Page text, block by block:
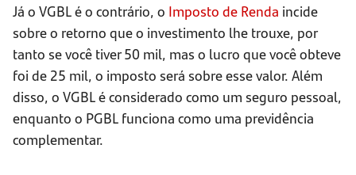
Já o VGBL é o contrário, o Imposto de Renda incide
sobre o retorno que o investimento lhe trouxe, por
tanto se você tiver 50 mil, mas o lucro que você obteve
foi de 25 mil, o imposto será sobre esse valor. Além
disso, o VGBL é considerado como um seguro pessoal,
enquanto o PGBL funciona como uma previdência
complementar.